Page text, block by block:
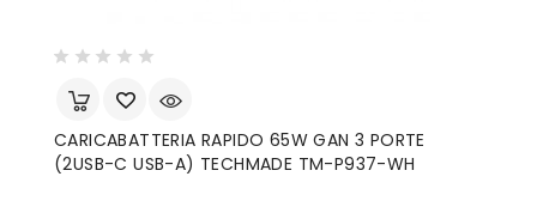
CARICABATTERIA RAPIDO 65W GAN 3 PORTE
(2USB-C USB-A) TECHMADE TM-P937-WH